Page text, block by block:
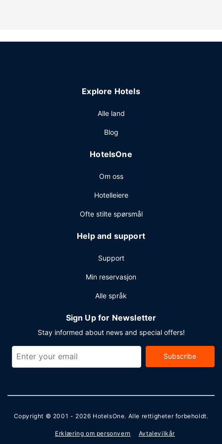
og heis. Gjestene tilbys ubetjent parkering (mot et tillegg)
Explore Hotels
Alle land
Blog
HotelsOne
Om oss
Hotelleiere
Ofte stilte spørsmål
Help and support
Support
Min reservasjon
Alle språk
Sign Up for Newsletter
Stay informed about news and special offers!
Subscribe
Copyright © 2001 - 2026 HotelsOne. Alle rettigheter forbeholdt.
Erklæring om personvern Avtalevilkår